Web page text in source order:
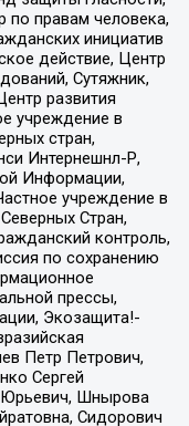
по правам человека,
инициатив
действие, Центр
Сутяжник,
развития
учреждение в
стран,
Интернешнл-Р,
Информации,
учреждение в
Стран,
контроль,
по сохранению
прессы,
Экозащита!-
Петр Петрович,
Сергей
Юрьевич, Шнырова
Сидорович